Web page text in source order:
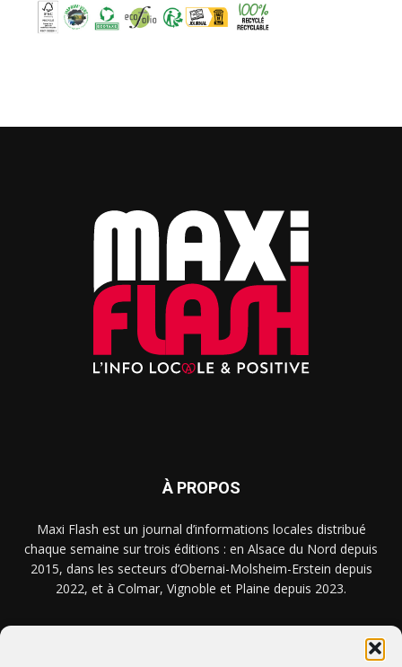
À PROPOS
Maxi Flash est un journal d’informations locales distribué
chaque semaine sur trois éditions : en Alsace du Nord depuis
2015, dans les secteurs d’Obernai-Molsheim-Erstein depuis
2022, et à Colmar, Vignoble et Plaine depuis 2023.